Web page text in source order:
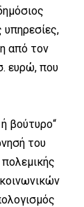
υπηρεσίες,
από τον
ευρώ, που
βούτυρο“
του